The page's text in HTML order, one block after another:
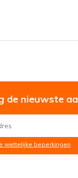
de nieuwste
wettelijke beperkingen